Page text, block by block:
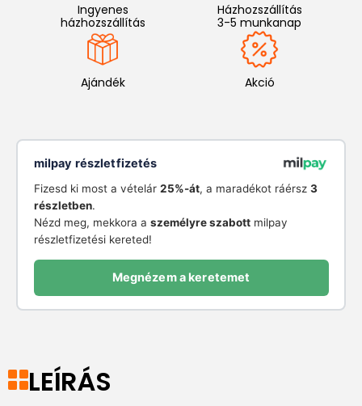
Ingyenes
házhozszállítás
Házhozszállítás
3-5 munkanap
Ajándék Akció
milpay részletfizetés
Fizesd ki most a vételár 25%-át, a maradékot ráérsz 3
részletben.
Nézd meg, mekkora a személyre szabottmilpay
részletfizetési kereted!
Megnézem a keretemet
LEÍRÁS